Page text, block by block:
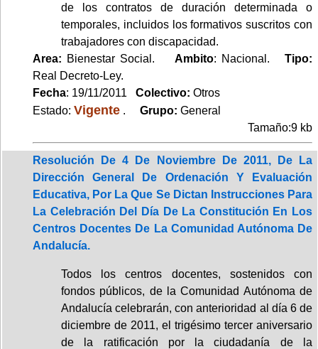
de los contratos de duración determinada o
temporales, incluidos los formativos suscritos con
trabajadores con discapacidad.
Area: Bienestar Social. Ambito: Nacional. Tipo:
Real Decreto-Ley.
Fecha: 19/11/2011 Colectivo: Otros
Estado: Vigente . Grupo: General
Tamaño:9 kb
Resolución De 4 De Noviembre De 2011, De La
Dirección General De Ordenación Y Evaluación
Educativa, Por La Que Se Dictan Instrucciones Para
La Celebración Del Día De La Constitución En Los
Centros Docentes De La Comunidad Autónoma De
Andalucía.
Todos los centros docentes, sostenidos con
fondos públicos, de la Comunidad Autónoma de
Andalucía celebrarán, con anterioridad al día 6 de
diciembre de 2011, el trigésimo tercer aniversario
de la ratificación por la ciudadanía de la